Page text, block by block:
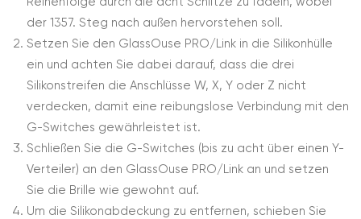
der 1357. Steg nach außen hervorstehen soll.
Setzen Sie den GlassOuse PRO/Link in die Silikonhülle
ein und achten Sie dabei darauf, dass die drei
Silikonstreifen die Anschlüsse W, X, Y oder Z nicht
verdecken, damit eine reibungslose Verbindung mit den
G-Switches gewährleistet ist.
Schließen Sie die G-Switches (bis zu acht über einen Y-
Verteiler) an den GlassOuse PRO/Link an und setzen
Sie die Brille wie gewohnt auf.
Um die Silikonabdeckung zu entfernen, schieben Sie